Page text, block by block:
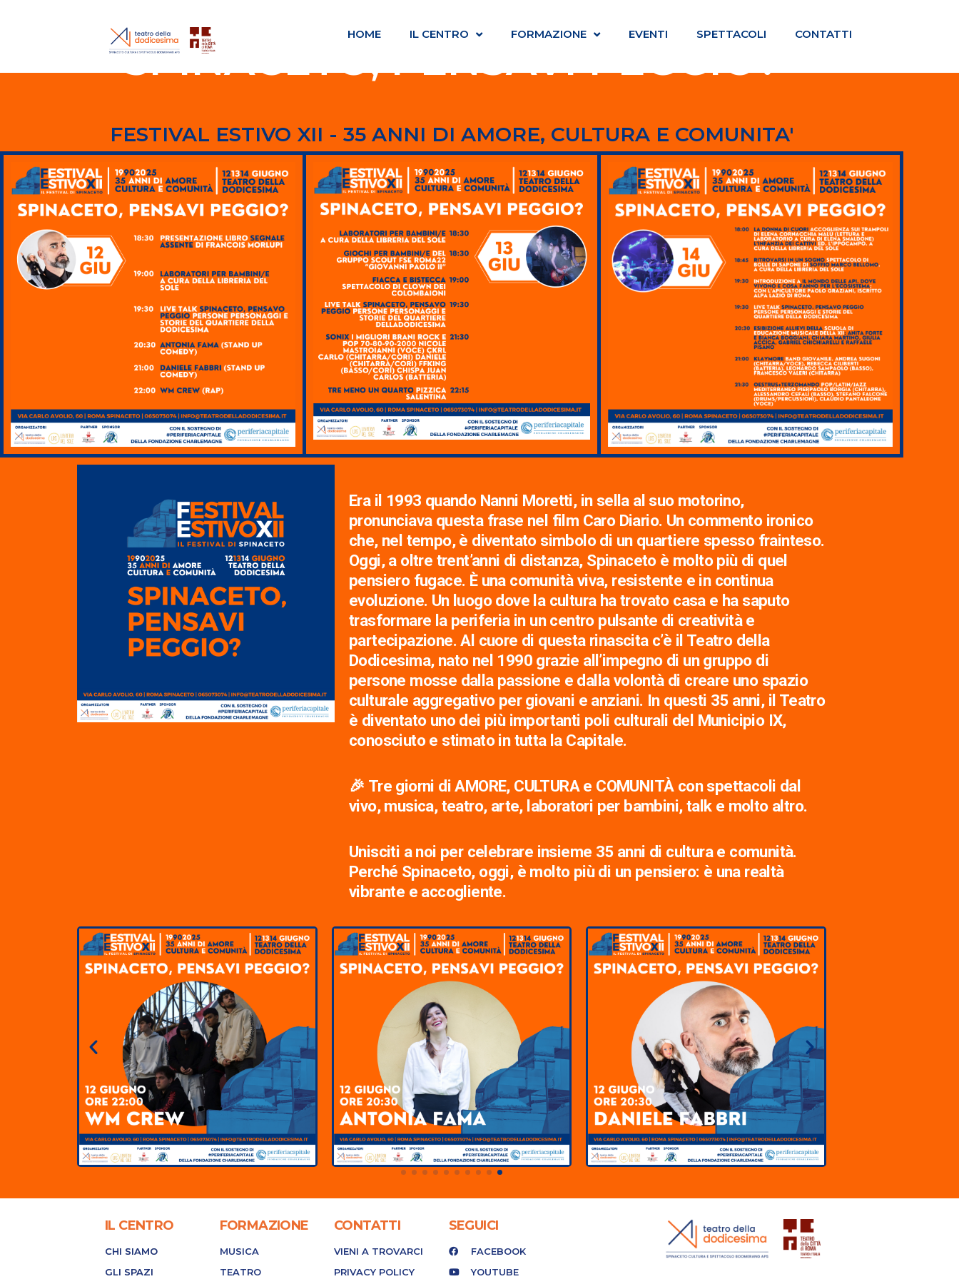
HOME IL CENTRO FORMAZIONE EVENTI SPETTACOLI CONTATTI
SPINACETO, PENSAVI PEGGIO?
FESTIVAL ESTIVO XII - 35 ANNI DI AMORE, CULTURA E COMUNITA'
Era il 1993 quando Nanni Moretti, in sella al suo motorino,
pronunciava questa frase nel film Caro Diario. Un commento ironico
che, nel tempo, è diventato simbolo di un quartiere spesso frainteso.
Oggi, a oltre trent’anni di distanza, Spinaceto è molto più di quel
pensiero fugace. È una comunità viva, resistente e in continua
evoluzione. Un luogo dove la cultura ha trovato casa e ha saputo
trasformare la periferia in un centro pulsante di creatività e
partecipazione. Al cuore di questa rinascita c’è il Teatro della
Dodicesima, nato nel 1990 grazie all’impegno di un gruppo di
persone mosse dalla passione e dalla volontà di creare uno spazio
culturale aggregativo per giovani e anziani. In questi 35 anni, il Teatro
è diventato uno dei più importanti poli culturali del Municipio IX,
conosciuto e stimato in tutta la Capitale.
🎉 Tre giorni di AMORE, CULTURA e COMUNITÀ con spettacoli dal
vivo, musica, teatro, arte, laboratori per bambini, talk e molto altro.
Unisciti a noi per celebrare insieme 35 anni di cultura e comunità.
Perché Spinaceto, oggi, è molto più di un pensiero: è una realtà
vibrante e accogliente.
IL CENTRO
CHI SIAMO
GLI SPAZI
FORMAZIONE
MUSICA
TEATRO
CONTATTI
VIENI A TROVARCI
PRIVACY POLICY
SEGUICI
FACEBOOK
YOUTUBE